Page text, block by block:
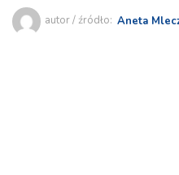
autor / źródło: Aneta